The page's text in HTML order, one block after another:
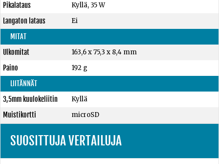
Pikalataus
Kyllä, 35 W
Langaton lataus
Ei
MITAT
Ulkomitat
163,6 x 75,3 x 8,4 mm
Paino
192 g
LIITÄNNÄT
3,5mm kuulokeliitin
Kyllä
Muistikortti
microSD
SUOSITTUJA VERTAILUJA